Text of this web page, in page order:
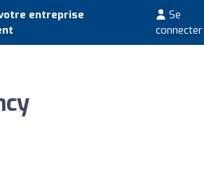
entreprise
Se
connecter